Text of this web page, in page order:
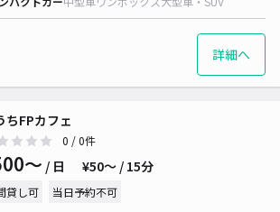
詳細へ
ちFPカフェ
0 / 0件
〜 / 日 ¥50〜 / 15分
貸し可 当日予約不可